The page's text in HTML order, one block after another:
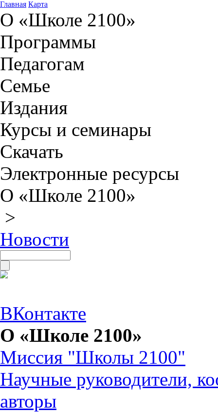
Главная Карта
О «Школе 2100»
Программы
Педагогам
Семье
Издания
Курсы и семинары
Скачать
Электронные ресурсы
О «Школе 2100»
>
Новости
ВКонтакте
О «Школе 2100»
Миссия "Школы 2100"
Научные руководители,
авторы